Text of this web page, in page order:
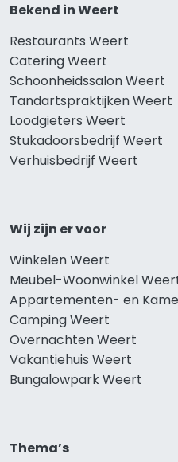
Bekend in Weert
Restaurants Weert
Catering Weert
Schoonheidssalon Weert
Tandartspraktijken Weert
Loodgieters Weert
Stukadoorsbedrijf Weert
Verhuisbedrijf Weert
Wij zijn er voor
Winkelen Weert
Meubel-Woonwinkel
Appartementen- en
Camping Weert
Overnachten Weert
Vakantiehuis Weert
Bungalowpark Weert
Thema’s